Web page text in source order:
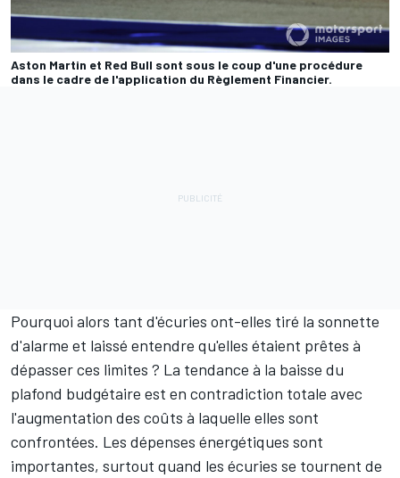
Aston Martin et Red Bull sont sous le coup d'une procédure
dans le cadre de l'application du Règlement Financier.
Pourquoi alors tant d'écuries ont-elles tiré la sonnette
d'alarme et laissé entendre qu'elles étaient prêtes à
dépasser ces limites ? La tendance à la baisse du
plafond budgétaire est en contradiction totale avec
l'augmentation des coûts à laquelle elles sont
confrontées. Les dépenses énergétiques sont
importantes, surtout quand les écuries se tournent de